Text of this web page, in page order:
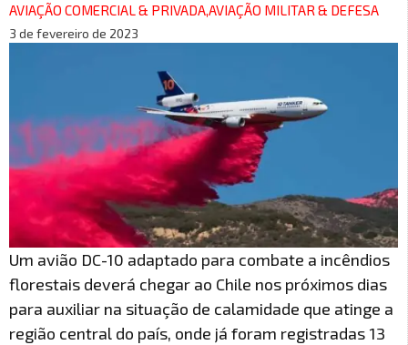
AVIAÇÃO COMERCIAL & PRIVADA,AVIAÇÃO MILITAR & DEFESA
3 de fevereiro de 2023
Um avião DC-10 adaptado para combate a incêndios
florestais deverá chegar ao Chile nos próximos dias
para auxiliar na situação de calamidade que atinge a
região central do país, onde já foram registradas 13